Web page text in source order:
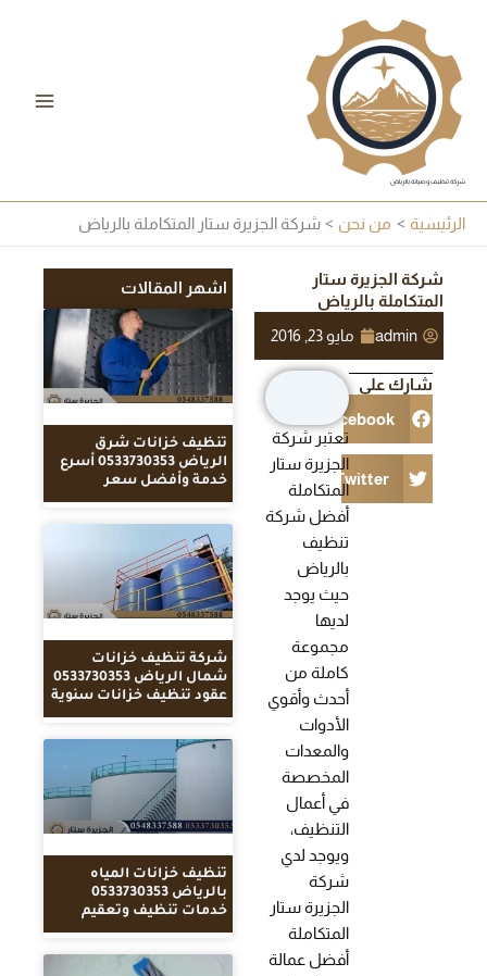
المحتوى
شركة تنظيف وصيانة بالرياض
الرئيسية من نحن شركة الجزيرة ستار المتكاملة بالرياض
شركة الجزيرة ستار
المتكاملة بالرياض
admin
مايو 23, 2016
شارك على
Facebook
Twitter
تعتبر شركة
الجزيرة ستار
المتكاملة
أفضل شركة
تنظيف
بالرياض
حيث يوجد
لديها
مجموعة
كاملة من
أحدث وأقوي
الأدوات
والمعدات
المخصصة
في أعمال
التنظيف،
ويوجد لدي
شركة
الجزيرة ستار
المتكاملة
أفضل عمالة
اشهر المقالات
تنظيف خزانات شرق
الرياض 0533730353 أسرع
خدمة وأفضل سعر
شركة تنظيف خزانات
شمال الرياض 0533730353
عقود تنظيف خزانات سنوية
تنظيف خزانات المياه
بالرياض 0533730353
خدمات تنظيف وتعقيم